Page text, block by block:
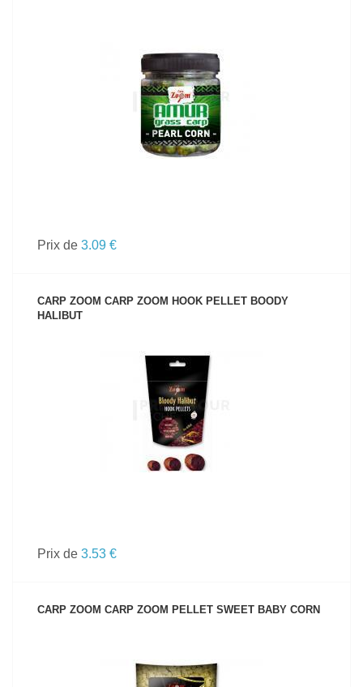
VOIR LE PRODUIT
Prix de 3.09 €
CARP ZOOM CARP ZOOM HOOK PELLET BOODY
HALIBUT
VOIR LE PRODUIT
Prix de 3.53 €
CARP ZOOM CARP ZOOM PELLET SWEET BABY CORN